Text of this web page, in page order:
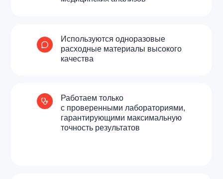
Работаем только
с проверенными лабораториями,
гарантирующими максимальную
точность результатов
Используются одноразовые
расходные материалы высокого
качества
Стоимость
процедур в
Темрюке